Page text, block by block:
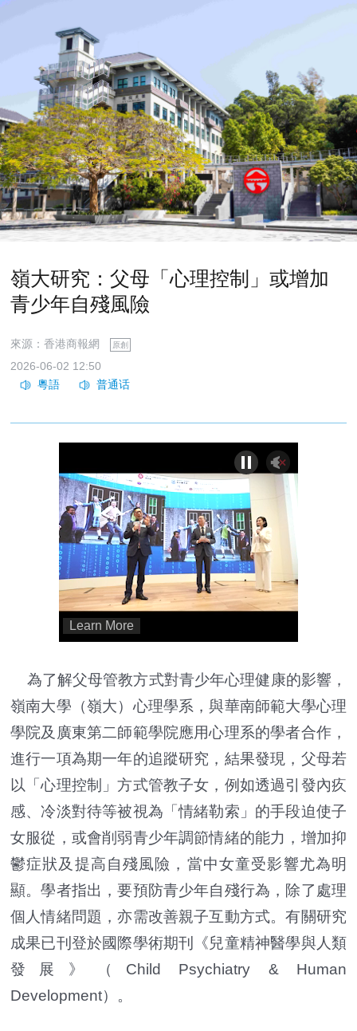
嶺大研究：父母「心理控制」或增加
青少年自殘風險
來源：香港商報網 原創
2026-06-02 12:50
為了解父母管教方式對青少年心理健康的影響，
嶺南大學（嶺大）心理學系，與華南師範大學心理
學院及廣東第二師範學院應用心理系的學者合作，
進行一項為期一年的追蹤研究，結果發現，父母若
以「心理控制」方式管教子女，例如透過引發內疚
感、冷淡對待等被視為「情緒勒索」的手段迫使子
女服從，或會削弱青少年調節情緒的能力，增加抑
鬱症狀及提高自殘風險，當中女童受影響尤為明
顯。學者指出，要預防青少年自殘行為，除了處理
個人情緒問題，亦需改善親子互動方式。有關研究
成果已刊登於國際學術期刊《兒童精神醫學與人類
發展》（Child Psychiatry & Human
Development）。